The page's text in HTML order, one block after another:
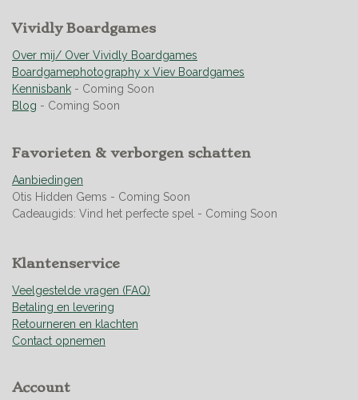
n
g
:
4
.
9
2
7
5
3
3
8
8
s
t
r
r r
r
e
n
r
r
e
n
r
r
e
n
r
r
e
n
n
Vividly Boardgames
Over mij/ Over Vividly Boardgames
Boardgamephotography x Viev Boardgames
Kennisbank - Coming Soon
Blog - Coming Soon
Favorieten & verborgen schatten
Aanbiedingen
Otis Hidden Gems - Coming Soon
Cadeaugids: Vind het perfecte spel - Coming Soon
Klantenservice
Veelgestelde vragen (FAQ)
Betaling en levering
Retourneren en klachten
Contact opnemen
Account